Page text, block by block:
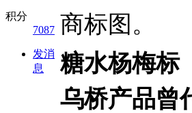
积分
7087
发消
息
商标图。
糖水杨梅标
乌桥产品曾